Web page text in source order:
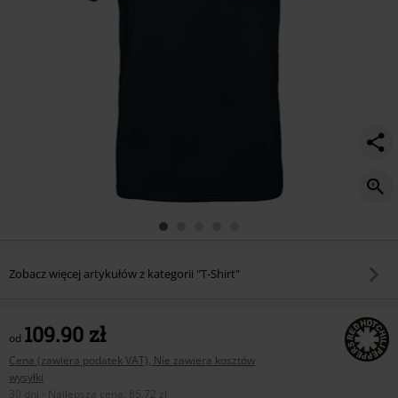
Zobacz więcej artykułów z kategorii "T-Shirt"
od 109.90 zł
Cena (zawiera podatek VAT), Nie zawiera kosztów
wysyłki
30 dni - Najlepsza cena
85.72 zł